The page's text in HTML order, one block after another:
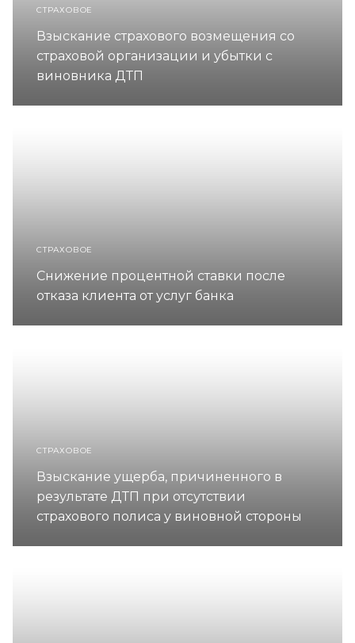
СТРАХОВОЕ
Взыскание страхового возмещения со
страховой организации и убытки с
виновника ДТП
СТРАХОВОЕ
Снижение процентной ставки после
отказа клиента от услуг банка
СТРАХОВОЕ
Взыскание ущерба, причиненного в
результате ДТП при отсутствии
страхового полиса у виновной стороны